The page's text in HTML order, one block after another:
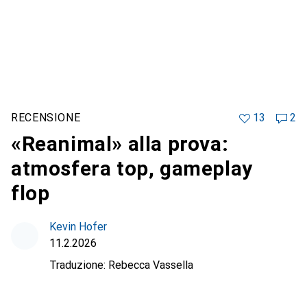
RECENSIONE 13 2
«Reanimal» alla prova:
atmosfera top, gameplay
flop
Kevin Hofer
11.2.2026
Traduzione: Rebecca Vassella